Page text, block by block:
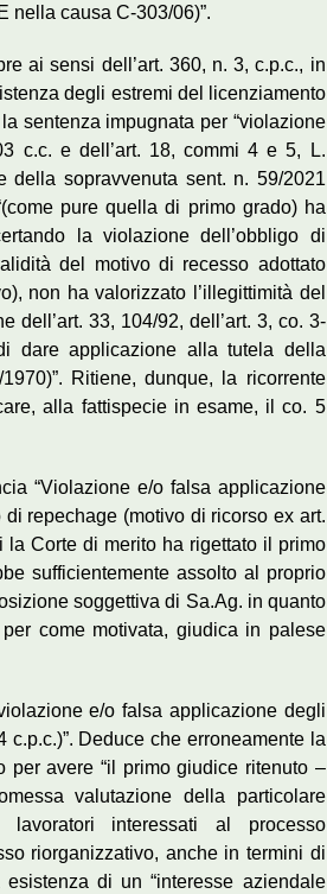
nella causa C-303/06)”.
ai sensi dell’art. 360, n. 3, c.p.c., in
degli estremi del licenziamento
sentenza impugnata per “violazione
c.c. e dell’art. 18, commi 4 e 5, L.
della sopravvenuta sent. n. 59/2021
pure quella di primo grado) ha
la violazione dell’obbligo di
del motivo di recesso adottato
non ha valorizzato l’illegittimità del
dell’art. 33, 104/92, dell’art. 3, co. 3-
dare applicazione alla tutela della
Ritiene, dunque, la ricorrente
alla fattispecie in esame, il co. 5
“Violazione e/o falsa applicazione
repechage (motivo di ricorso ex art.
la Corte di merito ha rigettato il primo
sufficientemente assolto al proprio
soggettiva di Sa.Ag. in quanto
come motivata, giudica in palese
e/o falsa applicazione degli
Deduce che erroneamente la
per avere “il primo giudice ritenuto –
valutazione della particolare
interessati al processo
riorganizzativo, anche in termini di
di un “interesse aziendale